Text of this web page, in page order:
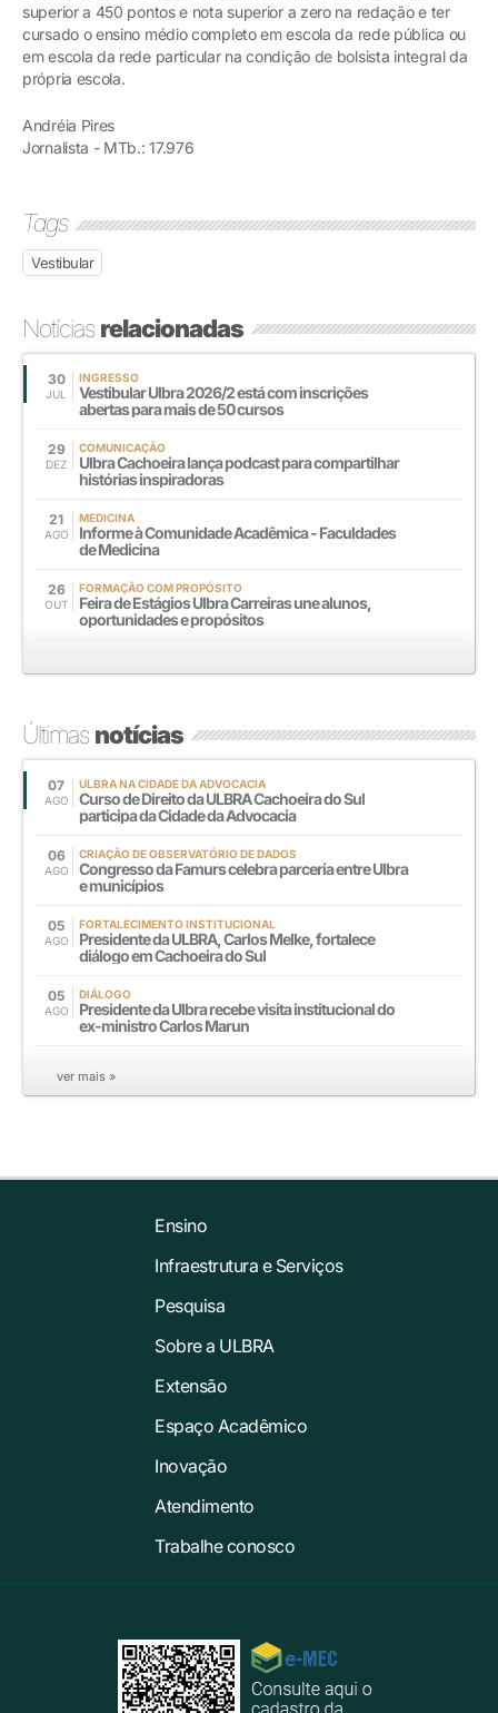
superior a 450 pontos e nota superior a zero na redação e ter
cursado o ensino médio completo em escola da rede pública ou
em escola da rede particular na condição de bolsista integral da
própria escola.
Andréia Pires
Jornalista - MTb.: 17.976
Tags
Vestibular
Notíciasrelacionadas
30
JUL
INGRESSO
Vestibular Ulbra 2026/2 está com inscrições
abertas para mais de 50 cursos
29
DEZ
COMUNICAÇÃO
Ulbra Cachoeira lança podcast para compartilhar
histórias inspiradoras
21
AGO
MEDICINA
Informe à Comunidade Acadêmica - Faculdades
de Medicina
26
OUT
FORMAÇÃO COM PROPÓSITO
Feira de Estágios Ulbra Carreiras une alunos,
oportunidades e propósitos
Últimasnotícias
07
AGO
ULBRA NA CIDADE DA ADVOCACIA
Curso de Direito da ULBRA Cachoeira do Sul
participa da Cidade da Advocacia
06
AGO
CRIAÇÃO DE OBSERVATÓRIO DE DADOS
Congresso da Famurs celebra parceria entre Ulbra
e municípios
05
AGO
FORTALECIMENTO INSTITUCIONAL
Presidente da ULBRA, Carlos Melke, fortalece
diálogo em Cachoeira do Sul
05
AGO
DIÁLOGO
Presidente da Ulbra recebe visita institucional do
ex-ministro Carlos Marun
ver mais »
Ensino
Infraestrutura e Serviços
Pesquisa
Sobre a ULBRA
Extensão
Espaço Acadêmico
Inovação
Atendimento
Trabalhe conosco